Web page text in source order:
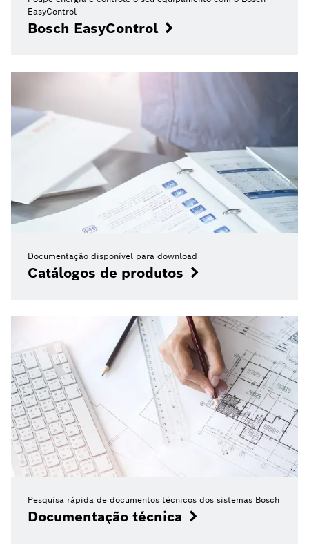
EasyControl
Bosch EasyControl
Documentação disponível para download
Catálogos de produtos
Pesquisa rápida de documentos técnicos dos sistemas Bosch
Documentação técnica